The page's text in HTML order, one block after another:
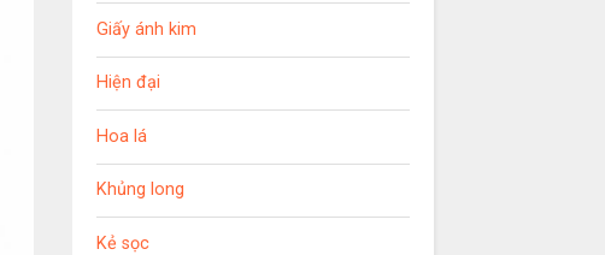
Giấy ánh kim
Hiện đại
Hoa lá
Khủng long
Kẻ sọc